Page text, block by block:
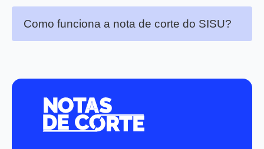
Como funciona a nota de corte do SISU?